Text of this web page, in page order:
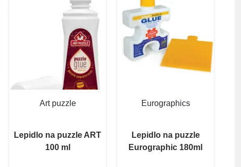
Art puzzle
Lepidlo na puzzle ART
100 ml
Eurographics
Lepidlo na puzzle
Eurographic 180ml